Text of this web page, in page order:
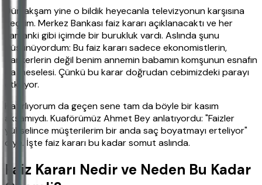
Dün akşam yine o bildik heyecanla televizyonun karşısına
geçtim. Merkez Bankası faiz kararı açıklanacaktı ve her
zamanki gibi içimde bir burukluk vardı. Aslında şunu
düşünüyordum: Bu faiz kararı sadece ekonomistlerin,
bankerlerin değil benim annemin babamın komşunun esnafın
da meselesi. Çünkü bu karar doğrudan cebimizdeki parayı
etkiliyor.
Hatırlıyorum da geçen sene tam da böyle bir kasım
akşamıydı. Kuaförümüz Ahmet Bey anlatıyordu: "Faizler
yükselince müşterilerim bir anda saç boyatmayı erteliyor"
diye. İşte faiz kararı bu kadar somut aslında.
Faiz Kararı Nedir ve Neden Bu Kadar